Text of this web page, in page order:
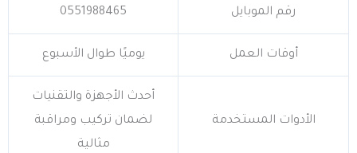
رقم الموبايل 0551988465
أوقات العمل يوميًا طوال الأسبوع
الأدوات المستخدمة
أحدث الأجهزة والتقنيات
لضمان تركيب ومراقبة
مثالية